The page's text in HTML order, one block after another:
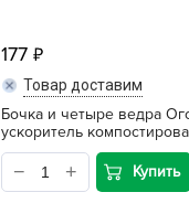
177
Товар доставим
Бочка и четыре ведра
ускоритель
Купить